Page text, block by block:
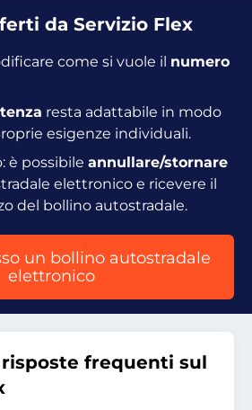
da Servizio Flex
come si vuole il numero
resta adattabile in modo
esigenze individuali.
è possibile annullare/stornare
elettronico e ricevere il
del bollino autostradale.
un bollino autostradale
elettronico
frequenti sul